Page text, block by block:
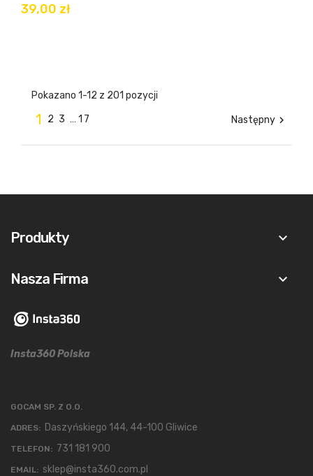
39,00 zł
Pokazano 1-12 z 201 pozycji
1 2 3 … 17 Następny 
Produkty keyboard_arrow_down
Nasza Firma keyboard_arrow_down
Insta360 Polska
GOCAM SP. Z O.O.
ADRES: Daszyńskiego 144, 44-100 Gliwice
TELEFON: 731 181 900
EMAIL: sklep@insta360.com.pl